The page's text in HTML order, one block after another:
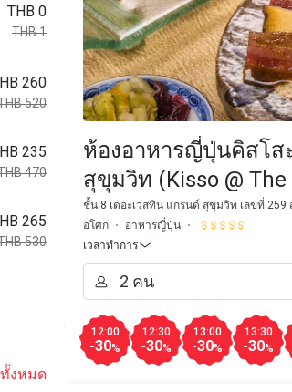
THB 0
THB 1
260
520
235
470
265
530
งหมด
ห้องอาหารญี่ปุ่นคิสโส
สุขุมวิท (Kisso @ The
Sukhumvit, Bangkok)
ชั้น 8 เดอะเวสทิน แกรนด์ สุขุมวิท เลขที่ 259
อโศก
อาหารญี่ปุ่น
เวลาทำการ
12:00
-30%
12:30
-30%
13:00
-30%
13:30
-30%